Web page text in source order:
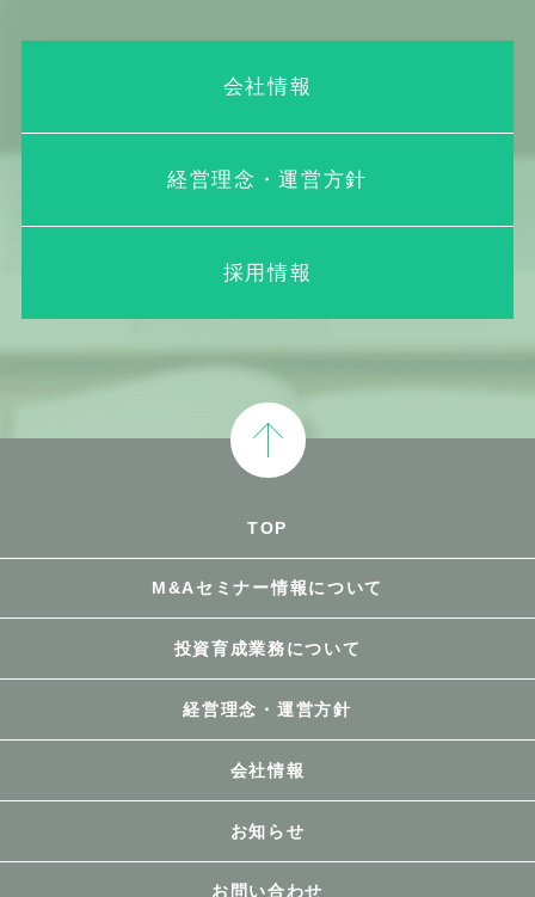
会社情報
経営理念・運営方針
採用情報
TOP
M&Aセミナー情報について
投資育成業務について
経営理念・運営方針
会社情報
お知らせ
お問い合わせ